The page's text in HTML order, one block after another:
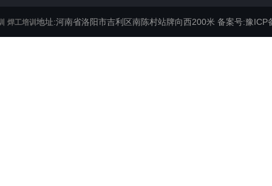
地址:河南省洛阳市吉利区南陈村站牌向西200米 备案号:豫ICP
焊工培训